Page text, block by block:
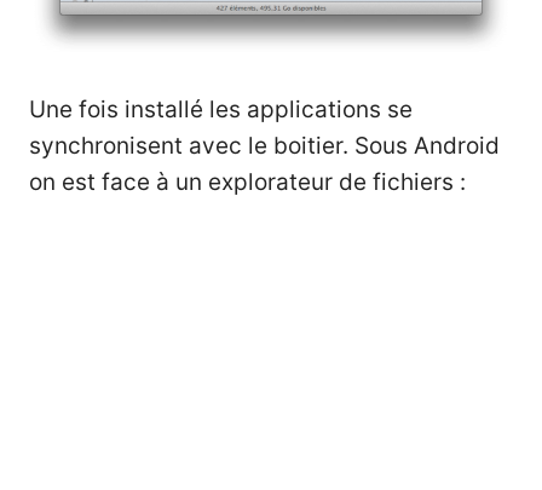
Une fois installé les applications se
synchronisent avec le boitier. Sous Android
on est face à un explorateur de fichiers :